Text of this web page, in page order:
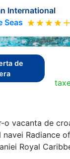
International
Seas
de
o vacanta de
Radiance
Royal